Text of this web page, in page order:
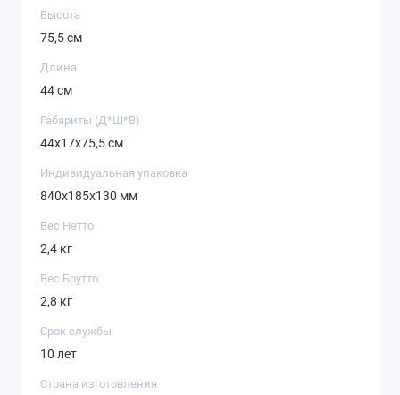
Высота
75,5 см
Длина
44 см
Габариты (Д*Ш*В)
44х17х75,5 см
Индивидуальная упаковка
840х185х130 мм
Вес Нетто
2,4 кг
Вес Брутто
2,8 кг
Срок службы
10 лет
Страна изготовления